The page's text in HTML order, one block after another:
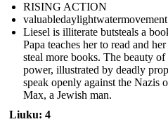
RISING ACTION
valuabledaylightwatermovement
Liesel is illiterate butsteals a
Papa teaches her to read and
steal more books. The beauty
power, illustrated by deadly
speak openly against the Nazis
Max, a Jewish man.
Liuku: 4